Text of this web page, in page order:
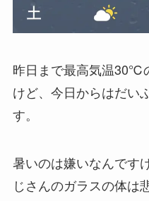
昨日まで最高気温30℃
けど、今日からはだい
す。
暑いのは嫌いなんです
じさんのガラスの体は